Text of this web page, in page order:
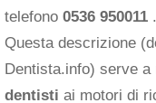
telefono 0536 950011 .
Questa descrizione
Dentista.info) serve a
dentisti ai motori di